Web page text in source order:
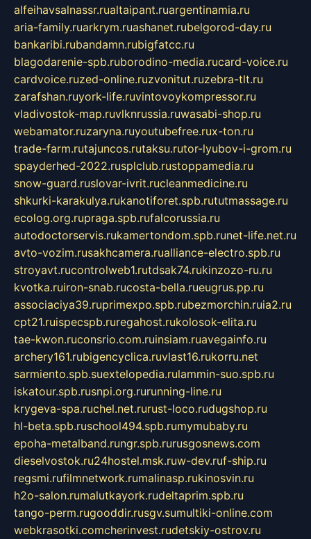
alfeihavsalnassr.rualtaipant.ruargentinamia.ru
aria-family.ruarkrym.ruashanet.rubelgorod-day.ru
bankaribi.rubandamn.rubigfatcc.ru
blagodarenie-spb.ruborodino-media.rucard-voice.ru
cardvoice.ruzed-online.ruzvonitut.ruzebra-tlt.ru
zarafshan.ruyork-life.ruvintovoykompressor.ru
vladivostok-map.ruvlknrussia.ruwasabi-shop.ru
webamator.ruzaryna.ruyoutubefree.rux-ton.ru
trade-farm.rutajuncos.rutaksu.rutor-lyubov-i-grom.ru
spayderhed-2022.rusplclub.rustoppamedia.ru
snow-guard.ruslovar-ivrit.rucleanmedicine.ru
shkurki-karakulya.rukanotiforet.spb.rututmassage.ru
ecolog.org.rupraga.spb.rufalcorussia.ru
autodoctorservis.rukamertondom.spb.runet-life.net.ru
avto-vozim.rusakhcamera.rualliance-electro.spb.ru
stroyavt.rucontrolweb1.rutdsak74.rukinzozo-ru.ru
kvotka.ruiron-snab.rucosta-bella.rueugrus.pp.ru
associaciya39.ruprimexpo.spb.rubezmorchin.ruia2.ru
cpt21.ruispecspb.ruregahost.rukolosok-elita.ru
tae-kwon.ruconsrio.com.ruinsiam.ruavegainfo.ru
archery161.rubigencyclica.ruvlast16.rukorru.net
sarmiento.spb.suextelopedia.rulammin-suo.spb.ru
iskatour.spb.rusnpi.org.rurunning-line.ru
krygeva-spa.ruchel.net.rurust-loco.rudugshop.ru
hl-beta.spb.ruschool494.spb.rumymubaby.ru
epoha-metalband.rungr.spb.rurusgosnews.com
dieselvostok.ru24hostel.msk.ruw-dev.ruf-ship.ru
regsmi.rufilmnetwork.rumalinasp.rukinosvin.ru
h2o-salon.rumalutkayork.rudeltaprim.spb.ru
tango-perm.rugooddir.rusgv.sumultiki-online.com
webkrasotki.comcherinvest.rudetskiy-ostrov.ru